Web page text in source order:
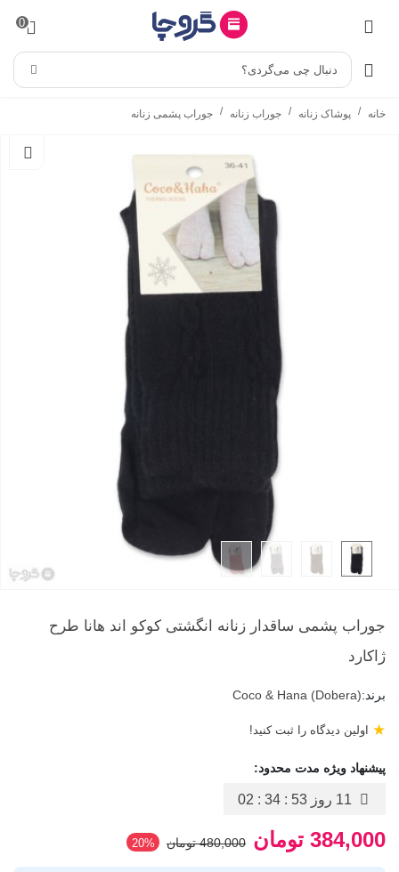
0
دنبال چی می‌گردی؟
خانه / پوشاک زنانه / جوراب زنانه / جوراب پشمی زنانه
جوراب پشمی ساقدار زنانه انگشتی کوکو اند هانا طرح
ژاکارد
برند:Coco & Hana (Dobera)
اولین دیدگاه را ثبت کنید! ★
پیشنهاد ویژه مدت محدود:
11 روز 02 : 34 : 53
384,000 تومان 480,000 تومان ‎20%